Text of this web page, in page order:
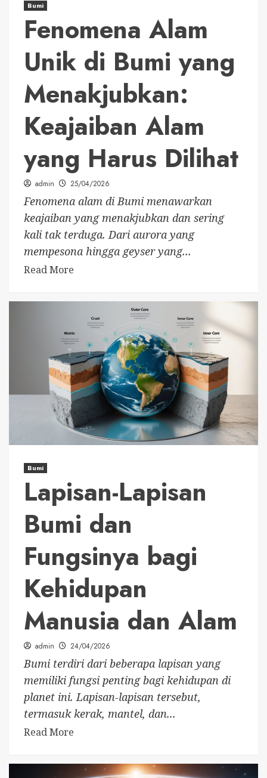
Bumi
Fenomena Alam
Unik di Bumi yang
Menakjubkan:
Keajaiban Alam
yang Harus Dilihat
admin 25/04/2026
Fenomena alam di Bumi menawarkan
keajaiban yang menakjubkan dan sering
kali tak terduga. Dari aurora yang
mempesona hingga geyser yang...
Read More
Bumi
Lapisan-Lapisan
Bumi dan
Fungsinya bagi
Kehidupan
Manusia dan Alam
admin 24/04/2026
Bumi terdiri dari beberapa lapisan yang
memiliki fungsi penting bagi kehidupan di
planet ini. Lapisan-lapisan tersebut,
termasuk kerak, mantel, dan...
Read More